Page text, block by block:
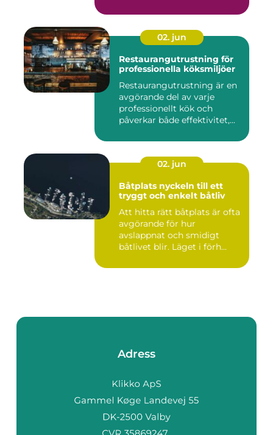
02. jun
Restaurangutrustning för
professionella köksmiljöer
Restaurangutrustning är en
avgörande del av varje
professionellt kök och
påverkar både effektivitet,...
02. jun
Båtplats nyckeln till ett
tryggt och enkelt båtliv
Att hitta rätt båtplats är ofta
avgörande för hur
avslappnat och smidigt
båtlivet blir. Läget i förh...
Adress